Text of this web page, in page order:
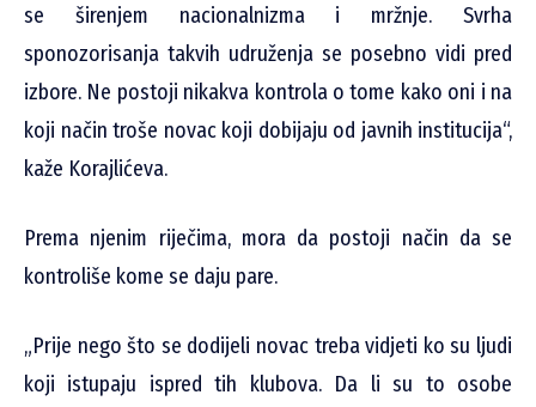
se širenjem nacionalnizma i mržnje. Svrha
sponozorisanja takvih udruženja se posebno vidi pred
izbore. Ne postoji nikakva kontrola o tome kako oni i na
koji način troše novac koji dobijaju od javnih institucija“,
kaže Korajlićeva.
Prema njenim riječima, mora da postoji način da se
kontroliše kome se daju pare.
„Prije nego što se dodijeli novac treba vidjeti ko su ljudi
koji istupaju ispred tih klubova. Da li su to osobe